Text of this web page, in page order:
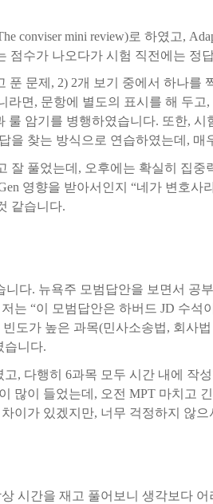
conviser mini review)로 하였고,
점수가 나오다가 시험 직전에는 정
푼 문제 , 2) 2개 보기 중에서 하나를
라면 , 문항에 별도의 표시를 해 두고,
룰 암기를 병행하였습니다. 또한, 시
을 찾는 방식으로 연습하였는데 , 매
잘 풀었는데 , 오후에는 확실히 집중
영향을 받아서인지 “네가 변호사
같습니다.
니다. 뉴욕주 모범답안을 보면서 공
저는 “이 모범답안은 하버드 JD 수석이
빈도가 높은 과목(민사소송법, 회사법
습니다.
고, 다행히 6과목 모두 시간 내에 작
많이 들었는데 , 오전 MPT 마치고
차이가 있겠지만, 너무 걱정하지 않으
시간을 재고 풀어보니 생각보다 어